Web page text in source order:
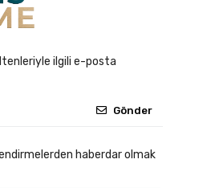
ilgili e-posta
Gönder
haberdar olmak